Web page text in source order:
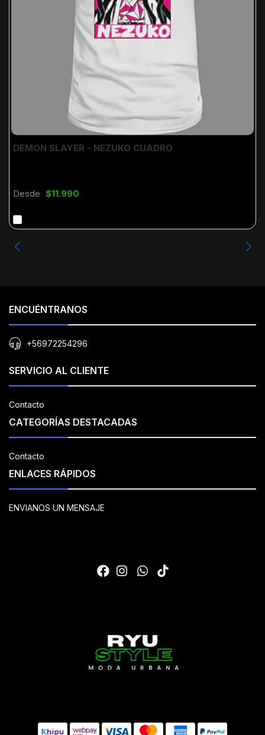
DEMON SLAYER - NEZUKO CUADRO
Desde $11.990
ENCUÉNTRANOS
+56972254296
SERVICIO AL CLIENTE
Contacto
CATEGORÍAS DESTACADAS
Contacto
ENLACES RÁPIDOS
ENVIANOS UN MENSAJE